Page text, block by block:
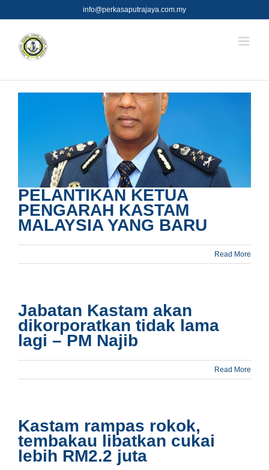
to
info@perkasaputrajaya.com.my
PELANTIKAN KETUA
PENGARAH KASTAM
MALAYSIA YANG BARU
Read More
Jabatan Kastam akan
dikorporatkan tidak lama
lagi – PM Najib
Read More
Kastam rampas rokok,
tembakau libatkan cukai
lebih RM2.2 juta